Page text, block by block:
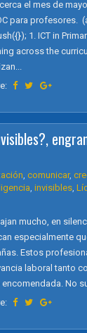
el mes de
para profesores.
1. ICT in
across the
, comunicar,
, invisibles,
mucho, en
especialmente
Estos
laboral tanto
No